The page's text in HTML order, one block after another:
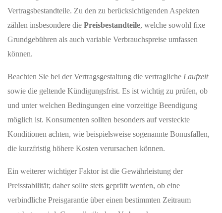
Vertragsbestandteile. Zu den zu berücksichtigenden Aspekten
zählen insbesondere die Preisbestandteile, welche sowohl fixe
Grundgebühren als auch variable Verbrauchspreise umfassen
können.
Beachten Sie bei der Vertragsgestaltung die vertragliche Laufzeit
sowie die geltende Kündigungsfrist. Es ist wichtig zu prüfen, ob
und unter welchen Bedingungen eine vorzeitige Beendigung
möglich ist. Konsumenten sollten besonders auf versteckte
Konditionen achten, wie beispielsweise sogenannte Bonusfallen,
die kurzfristig höhere Kosten verursachen können.
Ein weiterer wichtiger Faktor ist die Gewährleistung der
Preisstabilität; daher sollte stets geprüft werden, ob eine
verbindliche Preisgarantie über einen bestimmten Zeitraum